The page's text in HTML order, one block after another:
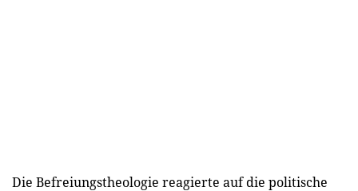
Die Befreiungstheologie reagierte auf die politische